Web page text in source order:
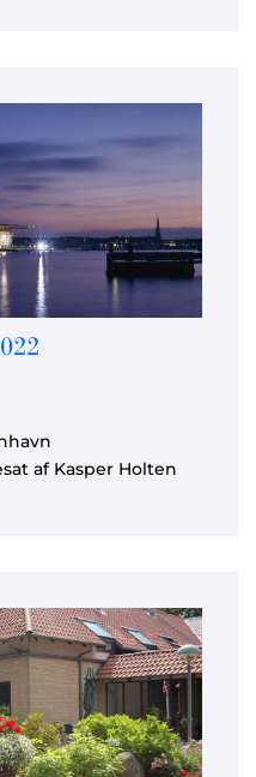
af Kasper Holten